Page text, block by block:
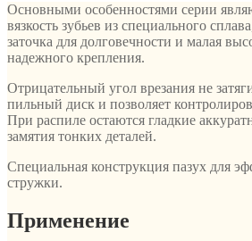
Основными особенностями серии
вязкость зубьев из специального
заточка для долговечности и малая
надежного крепления.
Отрицательный угол врезания не
пильный диск и позволяет
При распиле остаются гладкие
замятия тонких деталей.
Специальная конструкция пазух для
стружки.
Применение